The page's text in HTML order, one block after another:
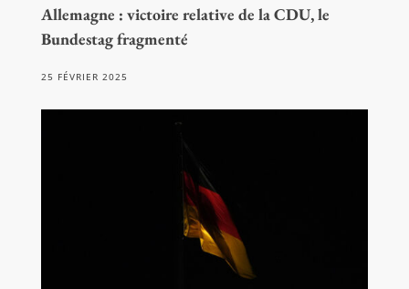
Allemagne : victoire relative de la CDU, le
Bundestag fragmenté
25 FÉVRIER 2025